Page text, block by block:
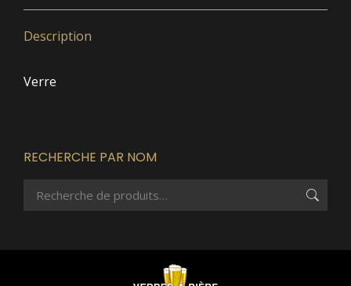
Description
Verre
RECHERCHE PAR NOM